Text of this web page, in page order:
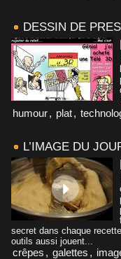
DESSIN DE
humour, plat,
L’IMAGE DU
secret dans chaque
outils aussi jouent...
crêpes , galettes ,